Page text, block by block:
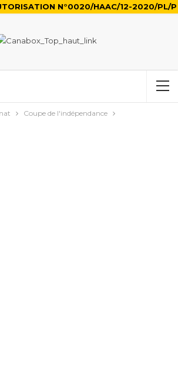
N°0020/HAAC/12-2020/PL/P
Coupe de l'indépendance